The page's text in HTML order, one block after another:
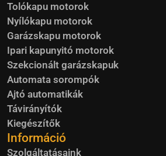
Tolókapu motorok
Nyílókapu motorok
Garázskapu motorok
Ipari kapunyitó motorok
Szekcionált garázskapuk
Automata sorompók
Ajtó automatikák
Távirányítók
Kiegészítők
Információ
Szolgáltatásaink